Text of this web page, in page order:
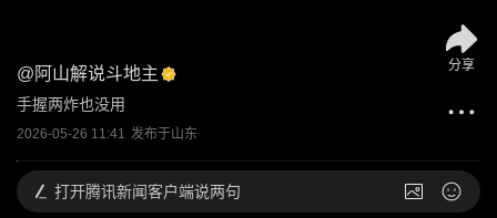
@ 阿山解说斗地主
手握两炸也没用
2026-05-26 11:41 发布于山东
分享
打开腾讯新闻客户端说两句